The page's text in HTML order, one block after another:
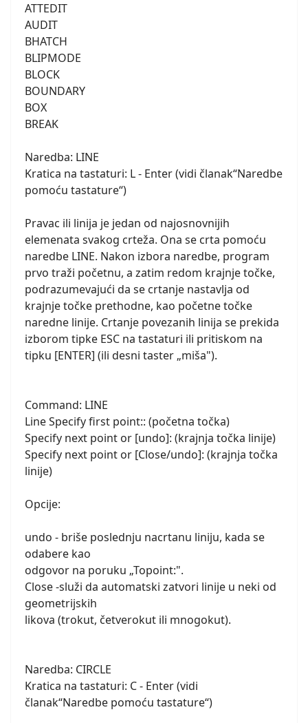
ATTEDIT
AUDIT
BHATCH
BLIPMODE
BLOCK
BOUNDARY
BOX
BREAK
Naredba: LINE
Kratica na tastaturi: L - Enter (vidi članak“Naredbe
pomoću tastature“)
Pravac ili linija je jedan od najosnovnijih
elemenata svakog crteža. Ona se crta pomoću
naredbe LINE. Nakon izbora naredbe, program
prvo traži početnu, a zatim redom krajnje točke,
podrazumevajući da se crtanje nastavlja od
krajnje točke prethodne, kao početne točke
naredne linije. Crtanje povezanih linija se prekida
izborom tipke ESC na tastaturi ili pritiskom na
tipku [ENTER] (ili desni taster „miša").
Command: LINE
Line Specify first point:: (početna točka)
Specify next point or [undo]: (krajnja točka linije)
Specify next point or [Close/undo]: (krajnja točka
linije)
Opcije:
undo - briše poslednju nacrtanu liniju, kada se
odabere kao
odgovor na poruku „Topoint:".
Close -služi da automatski zatvori linije u neki od
geometrijskih
likova (trokut, četverokut ili mnogokut).
Naredba: CIRCLE
Kratica na tastaturi: C - Enter (vidi
članak“Naredbe pomoću tastature“)